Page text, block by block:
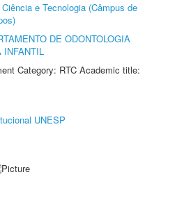
e Tecnologia (Câmpus de
DE ODONTOLOGIA
INFANTIL
Category: RTC Academic title:
UNESP